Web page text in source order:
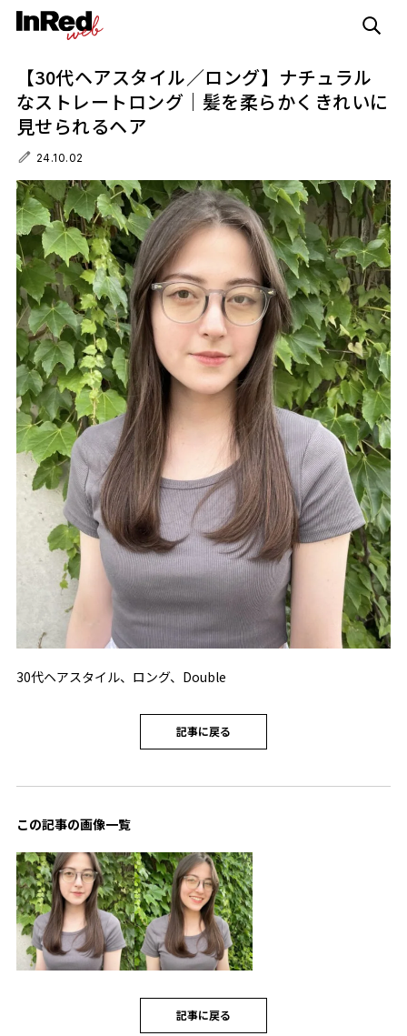
【30代ヘアスタイル／ロング】ナチュラル
なストレートロング｜髪を柔らかくきれいに
見せられるヘア
24.10.02
30代ヘアスタイル、ロング、Double
記事に戻る
この記事の画像一覧
記事に戻る